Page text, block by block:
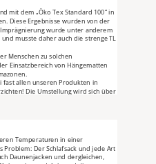
mit dem „Öko Tex Standard 100“ in
Diese Ergebnisse wurden von der
wurde unter anderem
musste daher auch die strenge TL
Menschen zu solchen
Einsatzbereich von Hängematten
fast allen unseren Produkten in
Die Umstellung wird sich über
Modelle, die MOSKITO
baugleiche MOSKITO TRAVELLER
EXTREME mit
Diese beiden Modelle verfügen
Temperaturen in einer
Der Schlafsack und jede Art
Daunenjacken und dergleichen,